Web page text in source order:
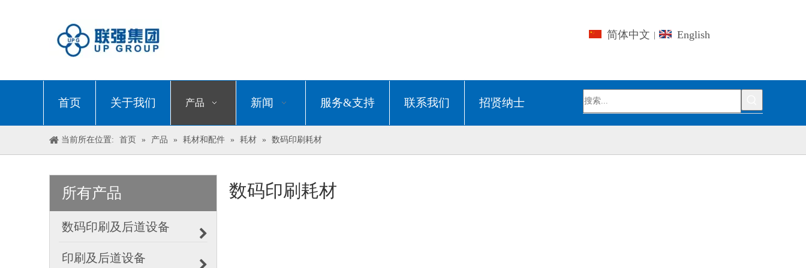
简体中文 | English
首页 关于我们 产品 新闻 服务&支持 联系我们 招贤纳士
当前所在位置: 首页 » 产品 » 耗材和配件 » 耗材 » 数码印刷耗材
所有产品
数码印刷及后道设备
印刷及后道设备
数码印刷耗材